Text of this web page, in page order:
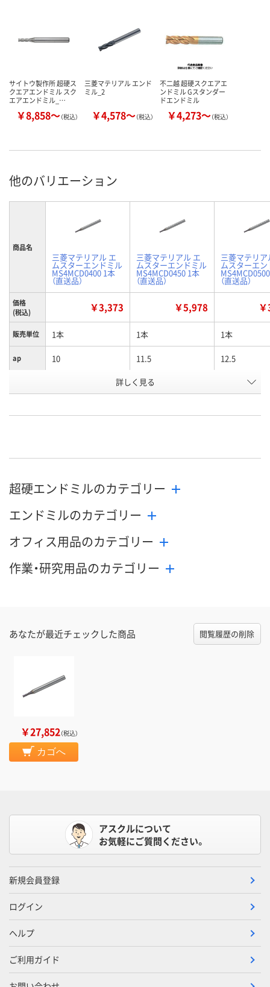
サイトウ製作所 超硬ス
クエアエンドミル スク
エアエンドミル_…
￥8,858～（税込）
三菱マテリアル エンド
ミル_2
￥4,578～（税込）
不二越 超硬スクエアエ
ンドミル Gスタンダー
ドエンドミル
￥4,273～（税込）
他のバリエーション
商品名
三菱マテリアル エ
ムスターエンドミル
MS4MCD0400 1本
（直送品）
三菱マテリアル エ
ムスターエンドミル
MS4MCD0450 1本
（直送品）
三菱マテリア
ムスターエ
（直送品）
価格
(税込)
￥3,373 ￥5,978
販売単位 1本 1本 1本
ap 10 11.5 12.5
4.5
号
お届け日 8月25日（火）まで 8月25日（火）まで 8月25日（火）
数量
カゴへ
数量
詳しく見る
超硬エンドミルのカテゴリー
エンドミルのカテゴリー
オフィス用品のカテゴリー
作業・研究用品のカテゴリー
あなたが最近チェックした商品 閲覧履歴の削除
￥27,852（税込）
カゴへ
アスクルについて
お気軽にご質問ください。
新規会員登録
ログイン
ヘルプ
ご利用ガイド